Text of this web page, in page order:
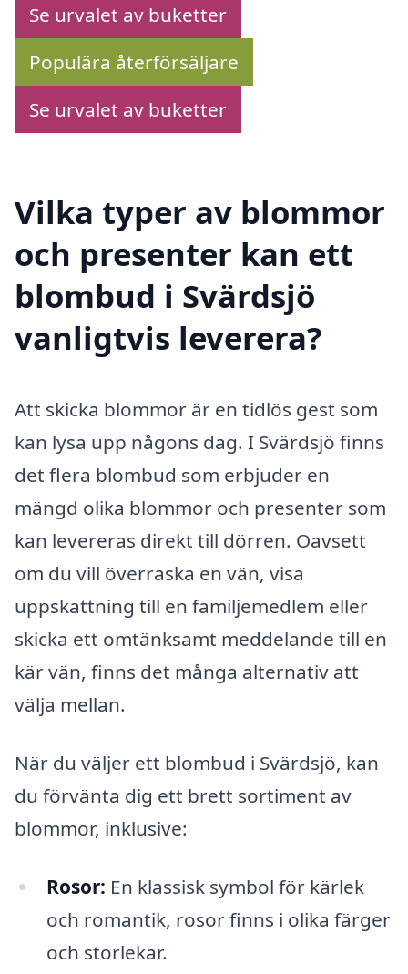
Se urvalet av buketter
Populära återförsäljare
Se urvalet av buketter
Vilka typer av blommor
och presenter kan ett
blombud i Svärdsjö
vanligtvis leverera?
Att skicka blommor är en tidlös gest som
kan lysa upp någons dag. I Svärdsjö finns
det flera blombud som erbjuder en
mängd olika blommor och presenter som
kan levereras direkt till dörren. Oavsett
om du vill överraska en vän, visa
uppskattning till en familjemedlem eller
skicka ett omtänksamt meddelande till en
kär vän, finns det många alternativ att
välja mellan.
När du väljer ett blombud i Svärdsjö, kan
du förvänta dig ett brett sortiment av
blommor, inklusive:
Rosor: En klassisk symbol för kärlek
och romantik, rosor finns i olika färger
och storlekar.